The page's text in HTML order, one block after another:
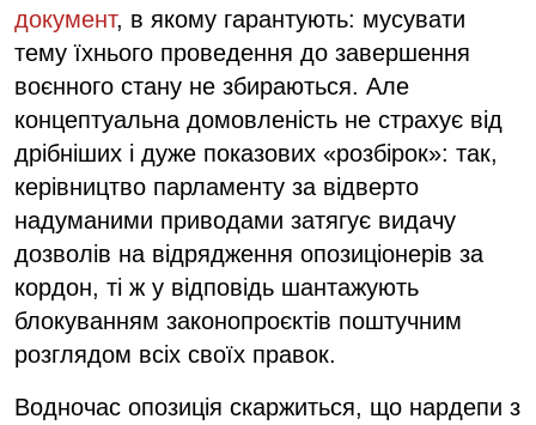
документ, в якому гарантують: мусувати
тему їхнього проведення до завершення
воєнного стану не збираються. Але
концептуальна домовленість не страхує від
дрібніших і дуже показових «розбірок»: так,
керівництво парламенту за відверто
надуманими приводами затягує видачу
дозволів на відрядження опозиціонерів за
кордон, ті ж у відповідь шантажують
блокуванням законопроєктів поштучним
розглядом всіх своїх правок.
Водночас опозиція скаржиться, що нардепи з